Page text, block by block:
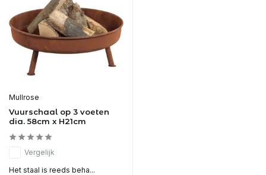
Mullrose
Vuurschaal op 3 voeten
dia. 58cm x H21cm
Vergelijk
Het staal is reeds beha...